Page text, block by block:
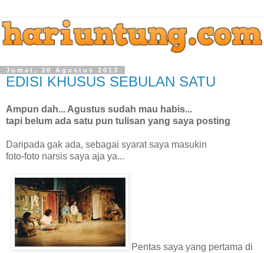
Jumat, 30 Agustus 2013
EDISI KHUSUS SEBULAN SATU
Ampun dah... Agustus sudah mau habis...
tapi belum ada satu pun tulisan yang saya posting
Daripada gak ada, sebagai syarat saya masukin
foto-foto narsis saya aja ya...
Pentas saya yang pertama di